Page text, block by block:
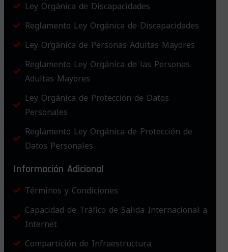
Ley Orgánica de Discapacidades
Reglamento Ley Orgánica de Discapacidades
Ley Orgánica de Personas Adultas Mayores
Reglamento Ley Orgánica de las Personas
Adultas Mayores
Ley Orgánica de Protección de Datos
Personales
Reglamento Ley Orgánica de Protección de
Datos Personales
Información Adicional
Términos y Condiciones
Capacidad de Tráfico de Salida Internacional a
Internet
Compartición de Infraestructura